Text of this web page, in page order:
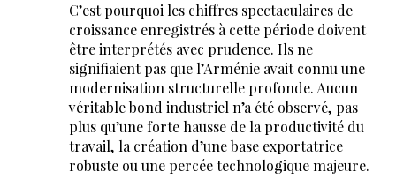
C’est pourquoi les chiffres spectaculaires de
croissance enregistrés à cette période doivent
être interprétés avec prudence. Ils ne
signifiaient pas que l’Arménie avait connu une
modernisation structurelle profonde. Aucun
véritable bond industriel n’a été observé, pas
plus qu’une forte hausse de la productivité du
travail, la création d’une base exportatrice
robuste ou une percée technologique majeure.